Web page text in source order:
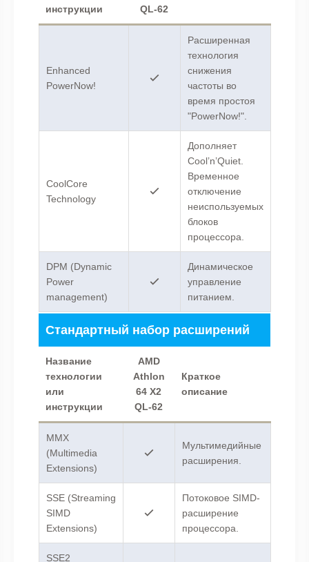
инструкции
QL-62
Enhanced
PowerNow!
Расширенная
технология
снижения
частоты во
время простоя
"PowerNow!".
CoolCore
Technology
Дополняет
Cool’n’Quiet.
Временное
отключение
неиспользуемых
блоков
процессора.
DPM (Dynamic
Power
management)
Динамическое
управление
питанием.
Стандартный набор расширений
Название
технологии
или
инструкции
AMD
Athlon
64 X2
QL-62
Краткое
описание
MMX
(Multimedia
Extensions)
Мультимедийные
расширения.
SSE (Streaming
SIMD
Extensions)
Потоковое SIMD-
расширение
процессора.
SSE2